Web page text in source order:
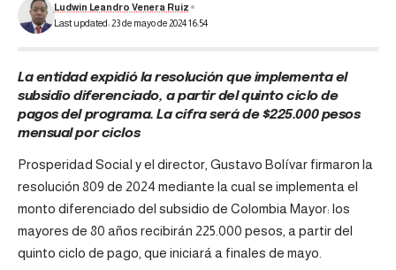
Last updated: 23 de mayo de 2024 16:54
Ludwin Leandro Venera Ruiz
La entidad expidió la resolución que implementa el
subsidio diferenciado, a partir del quinto ciclo de
pagos del programa.La cifra será de $225.000 pesos
mensual por ciclos
Prosperidad Social y el director, Gustavo Bolívar firmaron la
resolución 809 de 2024 mediante la cual se implementa el
monto diferenciado del subsidio de Colombia Mayor: los
mayores de 80 años recibirán 225.000 pesos, a partir del
quinto ciclo de pago, que iniciará a finales de mayo.